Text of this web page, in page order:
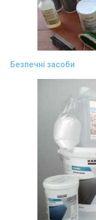
Безпечні засоби